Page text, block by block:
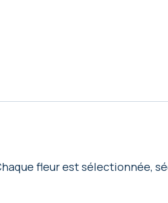
fleur est sélectionnée,